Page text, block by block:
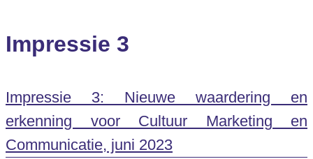
Impressie 3
Impressie 3: Nieuwe waardering en
erkenning voor Cultuur Marketing en
Communicatie, juni 2023